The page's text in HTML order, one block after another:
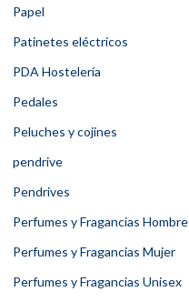
Papel
Patinetes eléctricos
PDA Hostelería
Pedales
Peluches y cojines
pendrive
Pendrives
Perfumes y Fragancias Hombre
Perfumes y Fragancias Mujer
Perfumes y Fragancias Unisex